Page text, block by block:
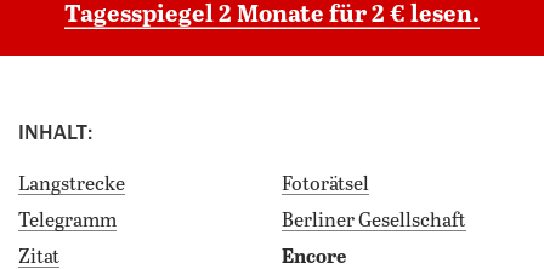
Tagesspiegel 2 Monate für 2 € lesen.
INHALT:
Langstrecke
Telegramm
Zitat
Fotorätsel
Berliner Gesellschaft
Encore